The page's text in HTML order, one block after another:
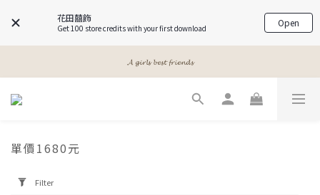
花田囍飾
Get 100 store credits with your first download Open
𝓐 𝓰𝓲𝓻𝓵𝓼 𝓫𝓮𝓼𝓽 𝓯𝓻𝓲𝓮𝓷𝓭𝓼
𝓐 𝓰𝓲𝓻𝓵𝓼 𝓫𝓮𝓼𝓽 𝓯𝓻𝓲𝓮𝓷𝓭𝓼
𝙈𝙚𝙚𝙩 𝙔𝙤𝙪𝙧 𝘽𝙚𝙖𝙪𝙩𝙮
Filter
(0/20)
單價1680元
Filter